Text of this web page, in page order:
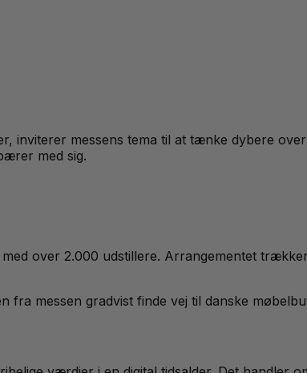
inviterer messens tema til at tænke dybere
med sig.
over 2.000 udstillere. Arrangementet
messen gradvist finde vej til danske